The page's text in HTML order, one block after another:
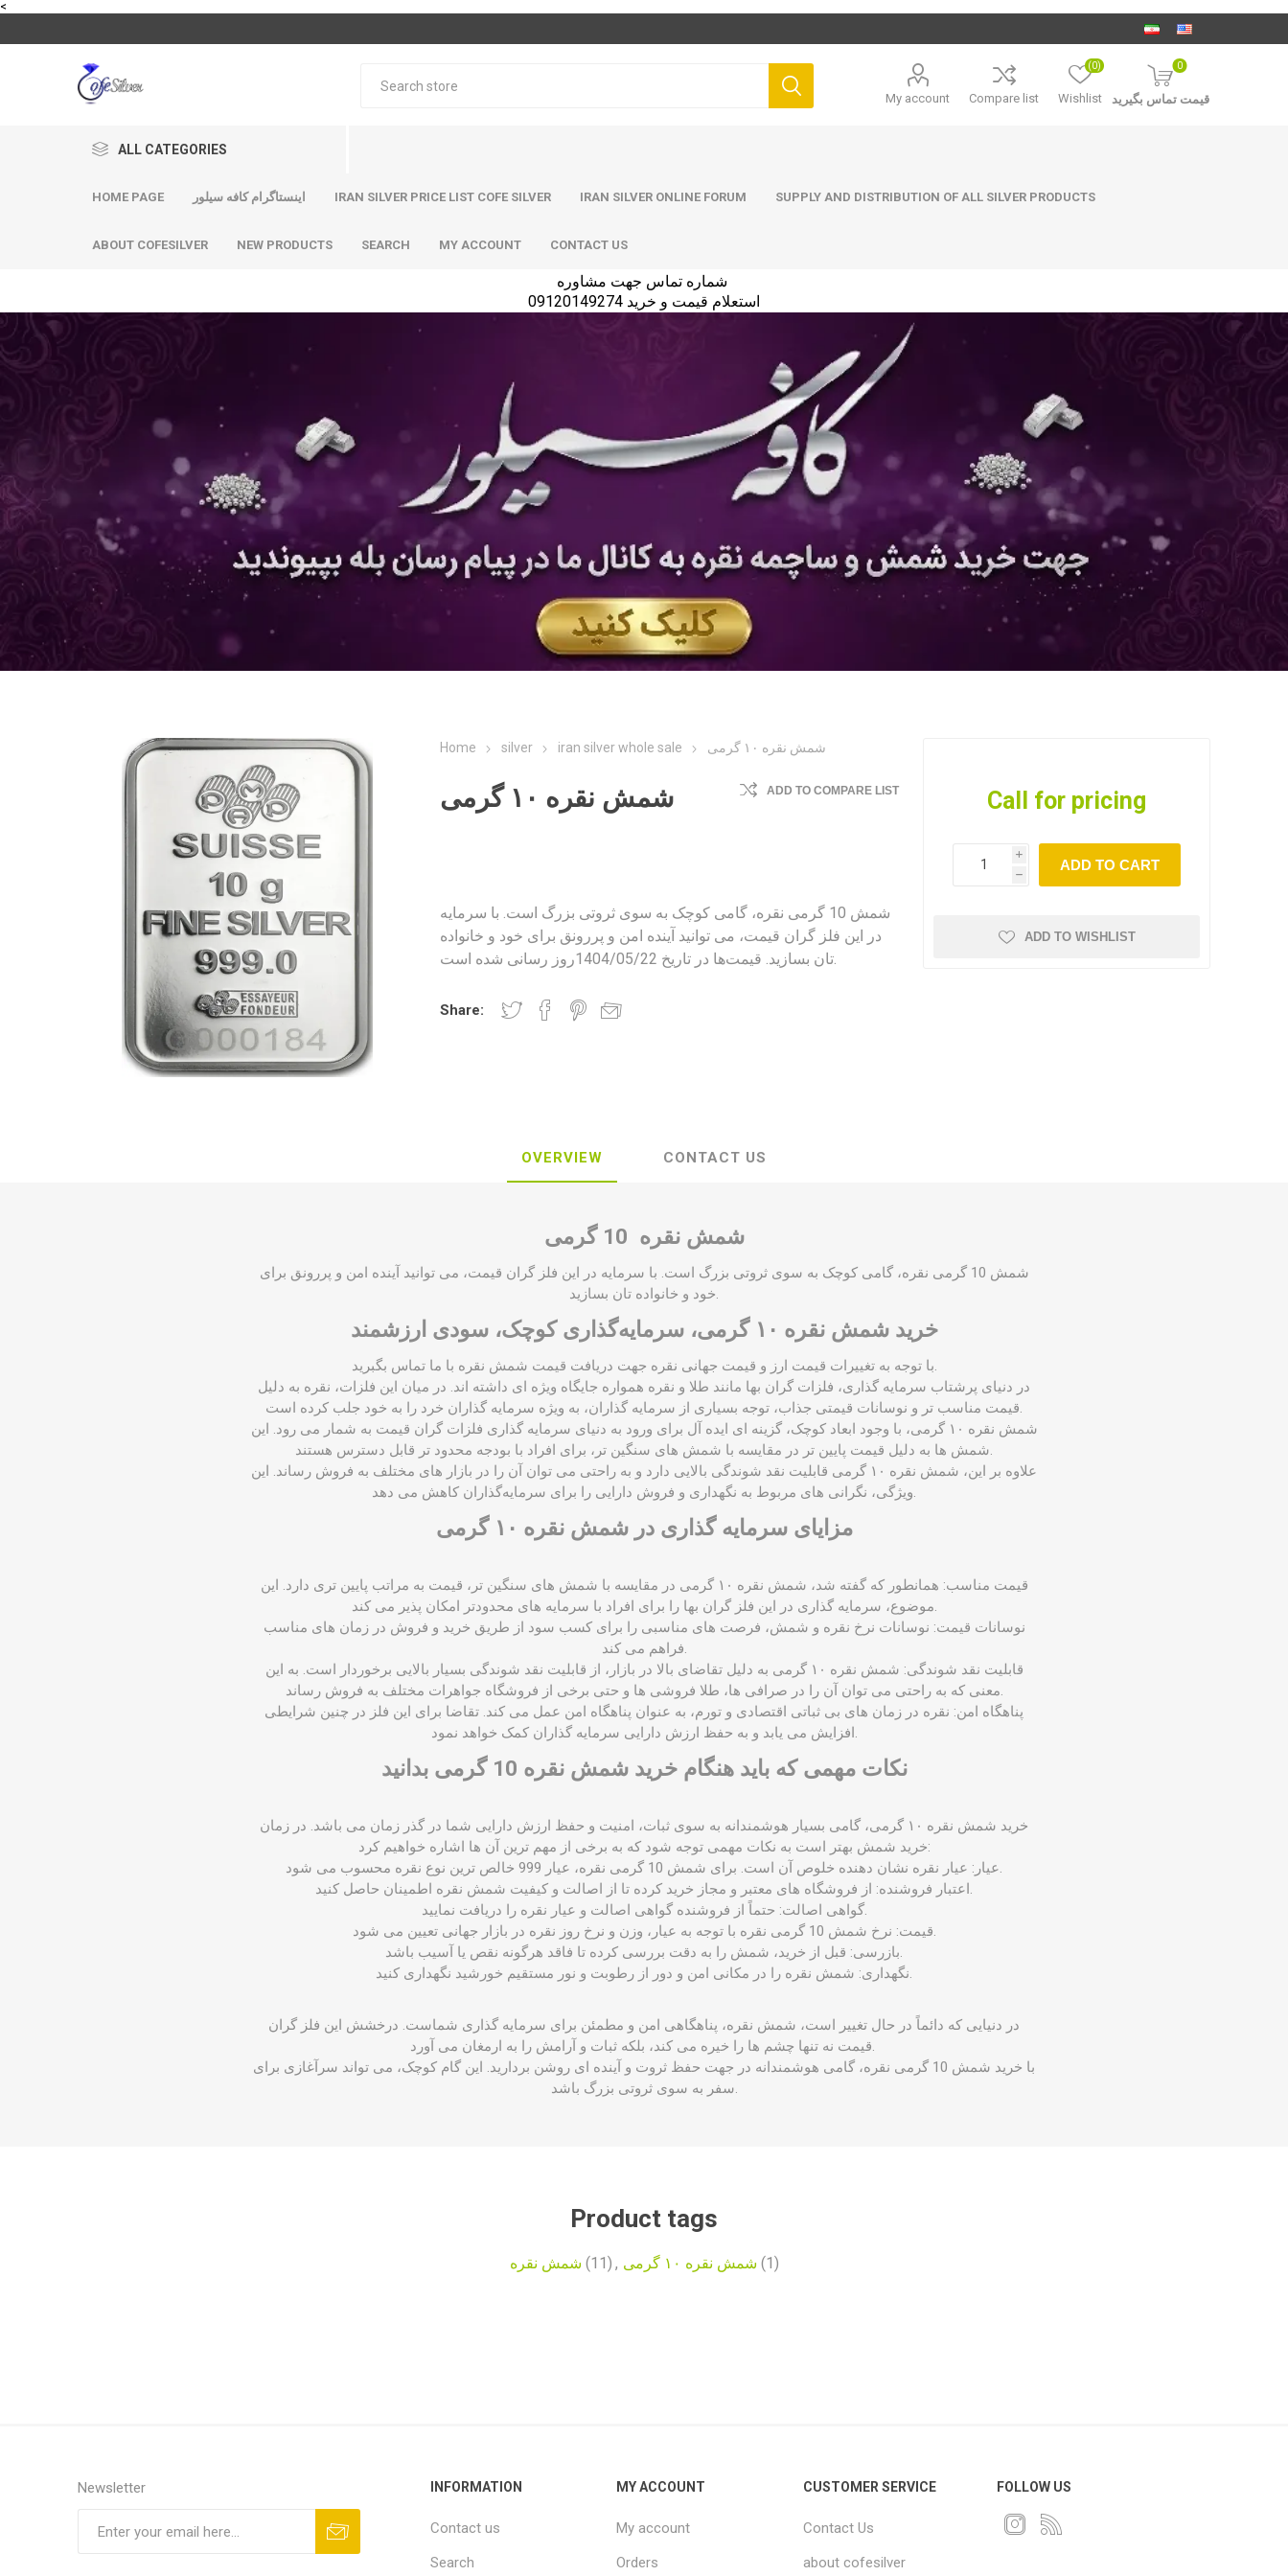
<
My account Compare list Wishlist
(0) 0
قیمت تماس بگیرید
ALL CATEGORIES
HOME PAGE اینستاگرام کافه سیلور IRAN SILVER PRICE LIST COFE SILVER IRAN SILVER ONLINE FORUM SUPPLY AND DISTRIBUTION OF ALL SILVER PRODUCTS
ABOUT COFESILVER NEW PRODUCTS SEARCH MY ACCOUNT CONTACT US
استعلام قیمت و خرید 09120149274
Home silver iran silver whole sale شمش نقره ۱۰ گرمی
شمش نقره ۱۰ گرمی ADD TO COMPARE LIST
شمش 10 گرمی نقره، گامی کوچک به سوی ثروتی بزرگ است. با سرمایه‌
در این فلز گران قیمت، می ‌توانید آینده امن و پررونق برای خود و خانواده
Share:
Call for pricing
i
h
ADD TO CART
ADD TO WISHLIST
OVERVIEW CONTACT US
شمش نقره 10 گرمی
شمش 10 گرمی نقره، گامی کوچک به سوی ثروتی بزرگ است. با سرمایه‌ در این فلز گران قیمت، می ‌توانید آینده امن و پررونق برای
خود و خانواده ‌تان بسازید.
خرید شمش نقره ۱۰ گرمی، سرمایه‌گذاری کوچک، سودی ارزشمند
با توجه به تغییرات قیمت ارز و قیمت جهانی نقره جهت دریافت قیمت شمش نقره
با ما تماس بگبرید.
در دنیای پرشتاب سرمایه ‌گذاری، فلزات گران ‌بها مانند طلا و نقره همواره جایگاه ویژه ‌ای داشته ‌اند. در میان این فلزات، نقره به دلیل
قیمت مناسب‌ تر و نوسانات قیمتی جذاب، توجه بسیاری از سرمایه‌ گذاران، به‌ ویژه سرمایه ‌گذاران خرد را به خود جلب کرده است.
شمش نقره ۱۰ گرمی، با وجود ابعاد کوچک، گزینه‌ ای ایده ‌آل برای ورود به دنیای سرمایه‌ گذاری فلزات گران قیمت به شمار می‌ رود. این
شمش‌ ها به دلیل قیمت پایین ‌تر در مقایسه با شمش ‌های سنگین ‌تر، برای افراد با بودجه محدود تر قابل دسترس‌ هستند.
علاوه بر این، شمش نقره ۱۰ گرمی قابلیت نقد شوندگی بالایی دارد و به راحتی می‌ توان آن را در بازار های مختلف به فروش رساند. این
ویژگی، نگرانی ‌های مربوط به نگهداری و فروش دارایی را برای سرمایه‌گذاران کاهش می ‌دهد.
مزایای سرمایه ‌گذاری در شمش نقره ۱۰ گرمی
قیمت مناسب: همانطور که گفته شد، شمش نقره ۱۰ گرمی در مقایسه با شمش‌ های سنگین‌ تر، قیمت به مراتب پایین ‌تری دارد. این
موضوع، سرمایه‌ گذاری در این فلز گران ‌بها را برای افراد با سرمایه ‌های محدودتر امکان‌ پذیر می ‌کند.
نوسانات قیمت: نوسانات نرخ نقره و شمش، فرصت ‌های مناسبی را برای کسب سود از طریق خرید و فروش در زمان ‌های مناسب
فراهم می ‌کند.
قابلیت نقد شوندگی: شمش نقره ۱۰ گرمی به دلیل تقاضای بالا در بازار، از قابلیت نقد شوندگی بسیار بالایی برخوردار است. به این
معنی که به راحتی می ‌توان آن را در صرافی ‌ها، طلا فروشی ‌ها و حتی برخی از فروشگاه‌ جواهرات مختلف به فروش رساند.
پناهگاه امن: نقره در زمان ‌های بی ‌ثباتی اقتصادی و تورم، به عنوان پناهگاه امن عمل می ‌کند. تقاضا برای این فلز در چنین شرایطی
افزایش می ‌یابد و به حفظ ارزش دارایی سرمایه ‌گذاران کمک خواهد نمود.
نکات مهمی که باید هنگام خرید شمش نقره 10 گرمی بدانید
خرید شمش نقره ۱۰ گرمی، گامی بسیار هوشمندانه به سوی ثبات، امنیت و حفظ ارزش دارایی شما در گذر زمان می باشد. در زمان
خرید شمش بهتر است به نکات مهمی توجه شود که به برخی از مهم ترین آن ها اشاره خواهیم کرد:
عیار: عیار نقره نشان‌ دهنده‌ خلوص آن است. برای شمش 10 گرمی نقره، عیار 999 خالص ‌ترین نوع نقره محسوب می ‌شود.
اعتبار فروشنده: از فروشگاه‌ های معتبر و مجاز خرید کرده تا از اصالت و کیفیت شمش نقره اطمینان حاصل کنید.
گواهی اصالت: حتماً از فروشنده گواهی اصالت و عیار نقره را دریافت نمایید.
قیمت: نرخ شمش 10 گرمی نقره با توجه به عیار، وزن و نرخ روز نقره در بازار جهانی تعیین می ‌شود.
بازرسی: قبل از خرید، شمش را به دقت بررسی کرده تا فاقد هرگونه نقص یا آسیب باشد.
نگهداری: شمش نقره را در مکانی امن و دور از رطوبت و نور مستقیم خورشید نگهداری کنید.
در دنیایی که دائماً در حال تغییر است، شمش نقره، پناهگاهی امن و مطمئن برای سرمایه‌ گذاری شماست. درخشش این فلز گران
قیمت نه تنها چشم ‌ها را خیره می ‌کند، بلکه ثبات و آرامش را به ارمغان می ‌آورد.
با خرید شمش 10 گرمی نقره، گامی هوشمندانه در جهت حفظ ثروت و آینده ‌ای روشن بردارید. این گام کوچک، می‌ تواند سرآغازی برای
سفر به سوی ثروتی بزرگ باشد.
Product tags
شمش نقره (11) , شمش نقره ۱۰ گرمی (1)
Newsletter INFORMATION
Contact us
Search
MY ACCOUNT
My account
Orders
CUSTOMER SERVICE
Contact Us
about cofesilver
FOLLOW US